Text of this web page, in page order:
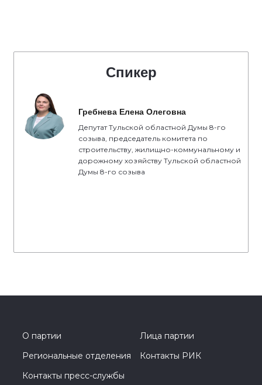
Спикер
Гребнева Елена Олеговна
Депутат Тульской областной Думы 8-го
созыва, председатель комитета по
строительству, жилищно-коммунальному и
дорожному хозяйству Тульской областной
Думы 8-го созыва
О партии
Лица партии
Региональные отделения
Контакты РИК
Контакты пресс-службы